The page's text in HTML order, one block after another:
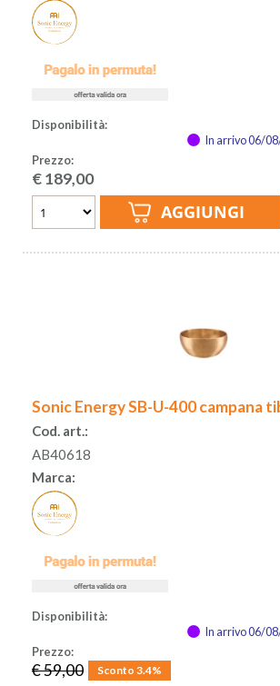
Disponibilità:
In arrivo 06/
Prezzo:
€189,00
Sonic Energy SB-U-400 campana
Cod. art.:
AB40618
Marca:
Disponibilità:
In arrivo 06/
Prezzo:
€ 59,00 Sconto 3.4%